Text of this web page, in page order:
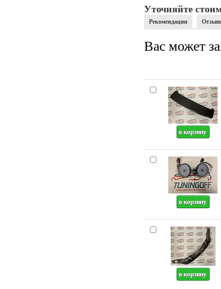
Уточняйте
Рекомендации
Вас может